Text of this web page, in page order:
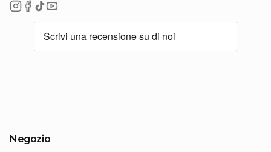
Negozio